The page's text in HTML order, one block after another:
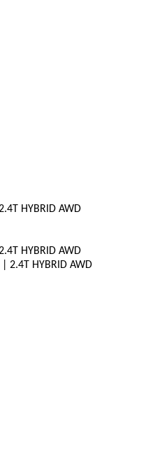
HYBRID AWD
HYBRID AWD